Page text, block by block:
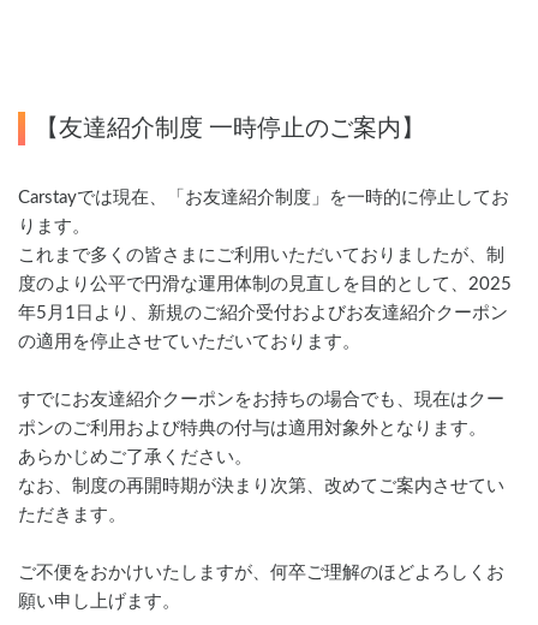
【友達紹介制度 一時停止のご案内】
Carstayでは現在、「お友達紹介制度」を一時的に停止してお
ります。
これまで多くの皆さまにご利用いただいておりましたが、制
度のより公平で円滑な運用体制の見直しを目的として、2025
年5月1日より、新規のご紹介受付およびお友達紹介クーポン
の適用を停止させていただいております。
すでにお友達紹介クーポンをお持ちの場合でも、現在はクー
ポンのご利用および特典の付与は適用対象外となります。
あらかじめご了承ください。
なお、制度の再開時期が決まり次第、改めてご案内させてい
ただきます。
ご不便をおかけいたしますが、何卒ご理解のほどよろしくお
願い申し上げます。